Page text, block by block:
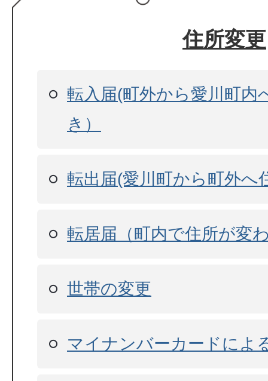
住所変更
転入届(町外から愛川町内
き）
転出届(愛川町から町外へ
転居届（町内で住所が変
世帯の変更
マイナンバーカードによ